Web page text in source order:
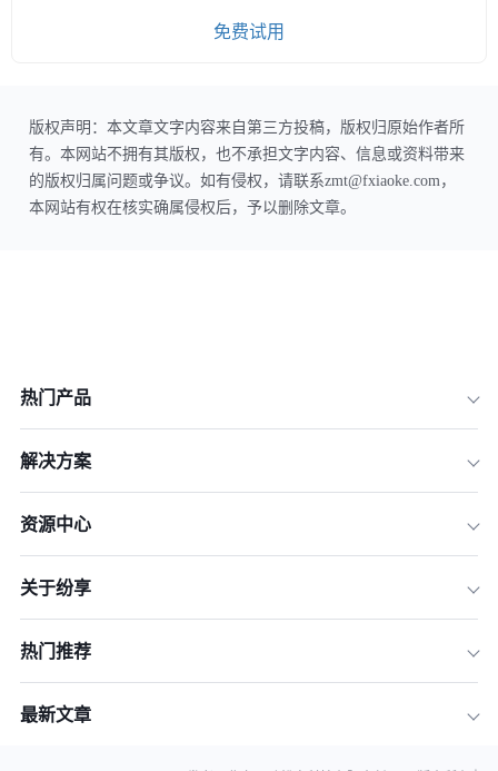
免费试用
版权声明：本文章文字内容来自第三方投稿，版权归原始作者所
有。本网站不拥有其版权，也不承担文字内容、信息或资料带来
的版权归属问题或争议。如有侵权，请联系zmt@fxiaoke.com，
本网站有权在核实确属侵权后，予以删除文章。
热门产品
解决方案
资源中心
关于纷享
热门推荐
最新文章